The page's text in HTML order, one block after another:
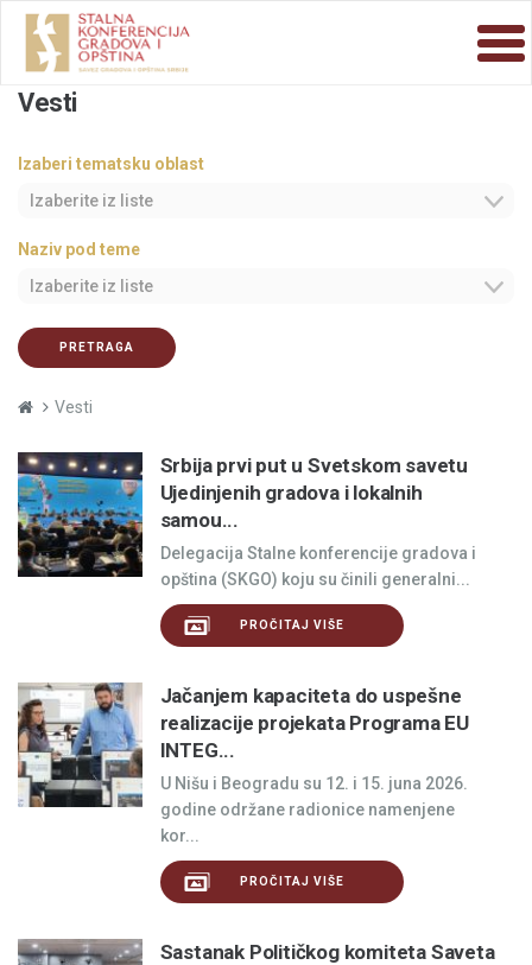
Vesti
Izaberi tematsku oblast
Izaberite iz liste
Naziv pod teme
Izaberite iz liste
PRETRAGA
Vesti
Srbija prvi put u Svetskom savetu
Ujedinjenih gradova i lokalnih
samou...
Delegacija Stalne konferencije gradova i
opština (SKGO) koju su činili generalni...
PROČITAJ VIŠE
Jačanjem kapaciteta do uspešne
realizacije projekata Programa EU
INTEG...
U Nišu i Beogradu su 12. i 15. juna 2026.
godine održane radionice namenjene
kor...
PROČITAJ VIŠE
Sastanak Političkog komiteta Saveta